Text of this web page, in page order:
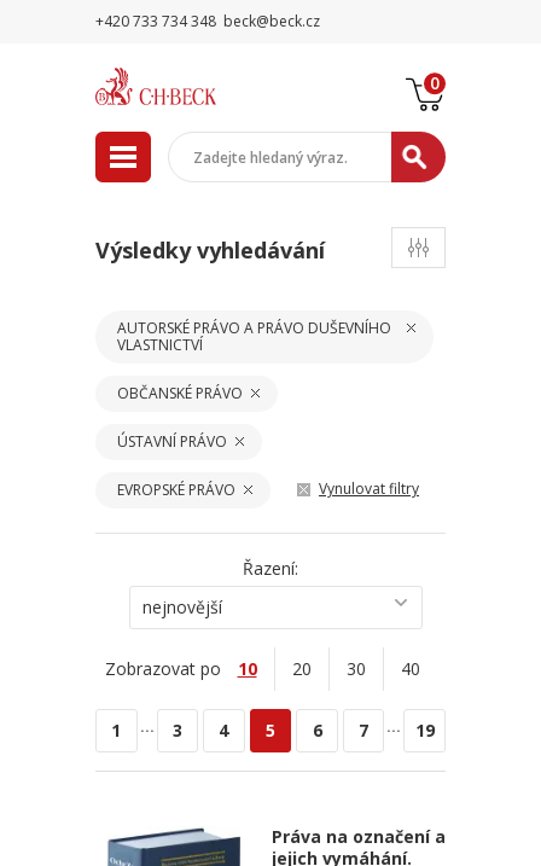
+420 733 734 348 beck@beck.cz
0
Výsledky vyhledávání
AUTORSKÉ PRÁVO A PRÁVO DUŠEVNÍHO
VLASTNICTVÍ
OBČANSKÉ PRÁVO
ÚSTAVNÍ PRÁVO
EVROPSKÉ PRÁVO Vynulovat filtry
Řazení:
nejnovější
Zobrazovat po 10 20 30 40
1 ... 3 4 5 6 7 ... 19
Práva na označení a
jejich vymáhání.